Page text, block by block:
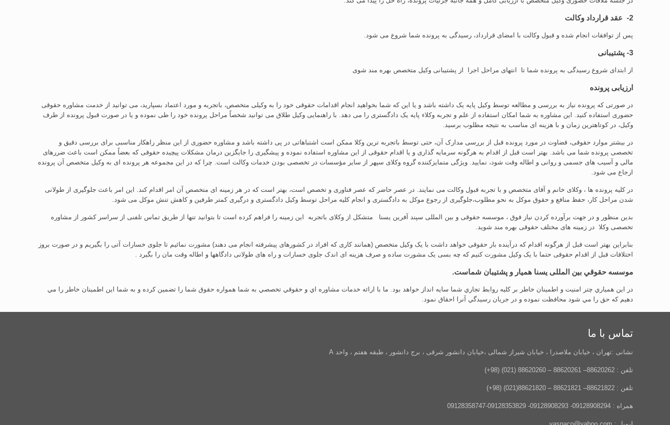
2- عقد قرارداد وکالت
پس از توافقات انجام شده و قبول وکالت با امضای قرارداد، رسیدگی به پرونده شما شروع می شود.
3- پشتیبانی
از ابتدای شروع رسیدگی به پرونده شما تا انتهای مراحل اجرا از پشتیبانی وکیل متخصص بهره مند شوی
ارزیابی پرونده
در صورتی که پرونده نیاز به بررسی و مطالعه توسط وکیل پایه یک داشته باشد و یا این که شما بخواهید انجام اقدامات حقوقی خود را به وکیلی متخصص، باتجربه و مورد اعتماد بسپارید، می توانید از خدمت مشاوره حقوقی
حضوری استفاده کنید. این مشاوره به شما امکان استفاده از علم و تجربه وکلاء پایه یک دادگستری را می دهد. با راهنمایی وکیل طلاق می توانید شخصاً مراحل پرونده خود را طی نموده و یا در صورت قبول پرونده از طرف
وکیل، در کوتاهترین زمان و با هزینه ای مناسب به نتیجه مطلوب برسید.
در بیشتر موارد حقوقی، قضاوت در مورد پرونده قبل از بررسی مدارک آن، حتی توسط باتجربه ترین وکلا ممکن است اشتباهاتی در پی داشته باشد و مشاوره حضوری از این منظر راهکار مناسبی برای بررسی دقیق و
تخصصی پرونده شما می باشد. بهتر است قبل از اقدام به هرگونه سرمایه گذاری و یا اقدام حقوقی از این مشاوره استفاده نموده و پیشگیری را جایگزین درمان مشکلات پیچیده حقوقی که بعضاً ممکن است باعث ضررهای
مالی و آسیب های جسمی و روانی و اطاله وقت شود، نمایید. ویژگی متمایزکننده گروه وکلای سپهر از سایر مؤسسات در تخصصی بودن خدمات وکالت است. چرا که در این مجموعه هر پرونده ای به وکیل متخصص آن پرونده
ارجاع می شود.
در کلیه پرونده ها ، وکلای خانم و آقای متخصص و با تجربه قبول وکالت می نمایند. در عصر حاضر که عصر فناوری و تخصص است، بهتر است که در هر زمینه ای متخصص آن امر اقدام کند. این امر باعث جلوگیری از طولانی
شدن مراحل کار، حفظ منافع و حقوق موکل به نحو مطلوب،جلوگیری از رجوع موکل به دادگستری و انجام کلیه مراحل توسط وکیل دادگستری و درگیری کمتر طرفین و کاهش تنش موکل می شود.
بدین منظور و در جهت برآورده کردن نیاز فوق ، موسسه حقوقی و بین المللی سپند آفرین یسنا متشکل از وکلای باتجربه این زمینه را فراهم کرده است تا بتوانید تنها از طریق تماس تلفنی از سراسر کشور از مشاوره
تخصصی وکلا در زمینه های مختلف حقوقی بهره مند شوید.
بنابراین بهتر است قبل از هرگونه اقدام که درآینده بار حقوقی خواهد داشت با یک وکیل متخصص (همانند کاری که افراد در کشورهای پیشرفته انجام می دهند) مشورت نمائیم تا جلوی خسارات آتی را بگیریم و در صورت بروز
اختلافات قبل از اقدام حقوقی حتما با یک وکیل مشورت کنیم که چه بسی یک مشورت ساده و صرف هزینه ای اندک جلوی خسارات و راه های طولانی دادگاهها و اطاله وقت مان را بگیرد .
موسسه حقوقي بین المللی یسنا هميار و پشتيبان شماست.
در اين همياري چتر امنيت و اطمينان خاطر بر كليه روابط تجاري شما سايه انداز خواهد بود. ما با ارائه خدمات مشاوره اي و حقوقي تخصصي به شما همواره حقوق شما را تضمين كرده و به شما اين اطمينان خاطر را مي
دهيم كه حق را مي شود محافظت نموده و در جريان رسيدگي آنرا احقاق نمود.
تماس با ما
نشانی :تهران ، خیابان ملاصدرا ، خیابان شیراز شمالی ،خیابان دانشور شرقی ، برج دانشور ، طبقه هفتم ، واحد A
تلفن : 88620262– 88620261 – 88620260 (021) (98+)
تلفن : 88621822– 88621821 – 88621820(021) (98+)
همراه : 09128908294- 09128908293- 09128353829-09128358747